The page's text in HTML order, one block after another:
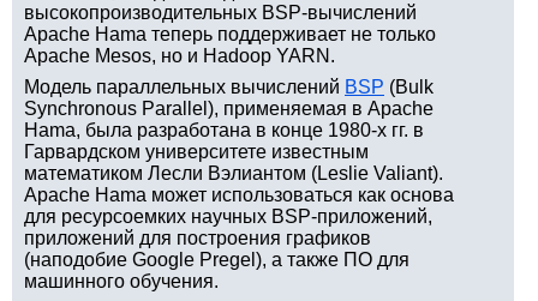
высокопроизводительных BSP-вычислений
Apache Hama теперь поддерживает не только
Apache Mesos, но и Hadoop YARN.
Модель параллельных вычислений BSP (Bulk
Synchronous Parallel), применяемая в Apache
Hama, была разработана в конце 1980-х гг. в
Гарвардском университете известным
математиком Лесли Вэлиантом (Leslie Valiant).
Apache Hama может использоваться как основа
для ресурсоемких научных BSP-приложений,
приложений для построения графиков
(наподобие Google Pregel), а также ПО для
машинного обучения.